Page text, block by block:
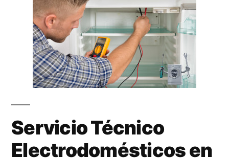
Servicio Técnico
Electrodomésticos en